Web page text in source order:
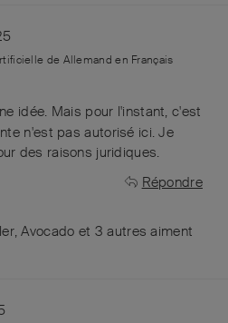
de Allemand en Français
idée. Mais pour l'instant, c'est
n'est pas autorisé ici. Je
des raisons juridiques.
Répondre
,Avocado et 3 autres aiment